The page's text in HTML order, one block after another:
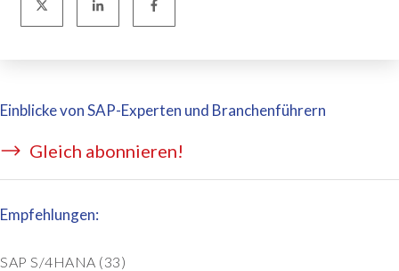
Einblicke von SAP-Experten und Branchenführern
Gleich abonnieren!
Empfehlungen:
SAP S/4HANA (33)